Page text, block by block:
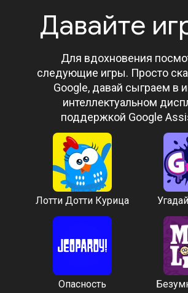
Давайте
Для вдохновения
следующие игры. Просто
Google, давай сыграем в
интеллектуальном
поддержкой Google
Лотти Дотти Курица
Опасность